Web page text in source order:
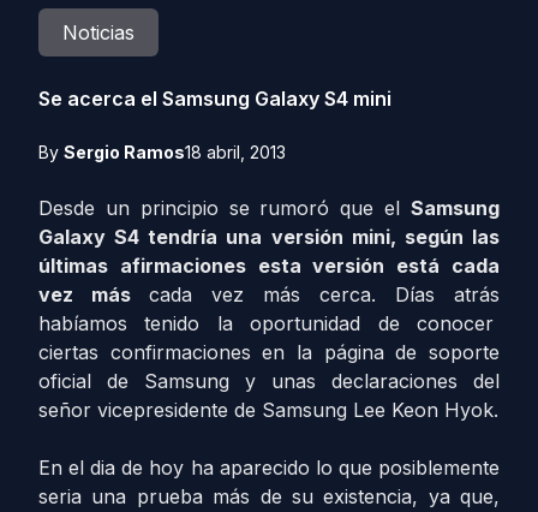
Noticias
Se acerca el Samsung Galaxy S4 mini
By Sergio Ramos18 abril, 2013
Desde un principio se rumoró que el Samsung
Galaxy S4tendría una versión mini, según las
últimas afirmaciones esta versión está cada
vez más cada vez más cerca. Días atrás
habíamos tenido la oportunidad de conocer
ciertas confirmaciones en la página de soporte
oficial de Samsung y unas declaraciones del
señor vicepresidente de Samsung Lee Keon Hyok.
En el dia de hoy ha aparecido lo que posiblemente
seria una prueba más de su existencia, ya que,